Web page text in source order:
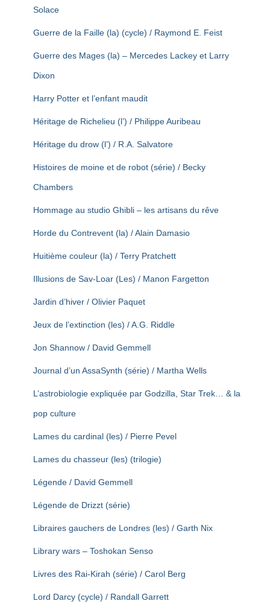
Solace
Guerre de la Faille (la) (cycle) / Raymond E. Feist
Guerre des Mages (la) – Mercedes Lackey et Larry
Dixon
Harry Potter et l’enfant maudit
Héritage de Richelieu (l’) / Philippe Auribeau
Héritage du drow (l’) / R.A. Salvatore
Histoires de moine et de robot (série) / Becky
Chambers
Hommage au studio Ghibli – les artisans du rêve
Horde du Contrevent (la) / Alain Damasio
Huitième couleur (la) / Terry Pratchett
Illusions de Sav-Loar (Les) / Manon Fargetton
Jardin d’hiver / Olivier Paquet
Jeux de l’extinction (les) / A.G. Riddle
Jon Shannow / David Gemmell
Journal d’un AssaSynth (série) / Martha Wells
L’astrobiologie expliquée par Godzilla, Star Trek… & la
pop culture
Lames du cardinal (les) / Pierre Pevel
Lames du chasseur (les) (trilogie)
Légende / David Gemmell
Légende de Drizzt (série)
Libraires gauchers de Londres (les) / Garth Nix
Library wars – Toshokan Senso
Livres des Rai-Kirah (série) / Carol Berg
Lord Darcy (cycle) / Randall Garrett